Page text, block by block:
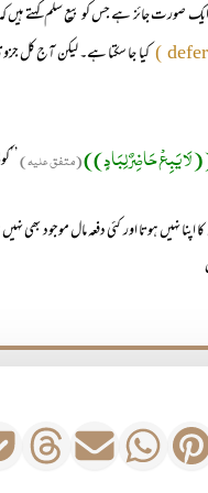
ایک صورت جائز ہے جس کو بیع سلم کہتے
کیا جا سکتا ہے۔ لیکن آج کل
یَبِعْ حَاضِرٌ لِبَادٍ))(متفق علیہ)
اپنا نہیں ہوتا اور کئی دفعہ مال موجود